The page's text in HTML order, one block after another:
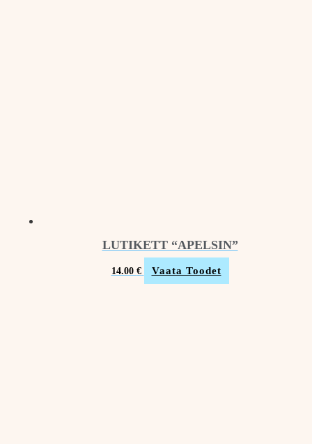
LUTIKETT “APELSIN”
14.00 € Vaata Toodet